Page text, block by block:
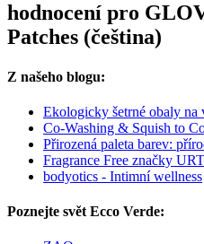
hodnocení pro
Patches (čeština)
Z našeho blogu:
Ekologicky šetrné obaly na
Co-Washing & Squish to
Přirozená paleta barev:
Fragrance Free značky
bodyotics - Intimní wellness
Poznejte svět Ecco Verde: